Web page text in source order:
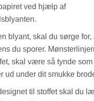
ved hjælp af
blyant, skal du sørge for,
du sporer.
skal være så tynde som
ud under dit smukke
til stoffet skal du